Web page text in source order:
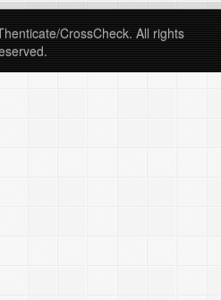
新加入科研发表行列的作者，渴望发
发现，投稿后我必须要支付高额的论
我的文章基本上没有获得传播。于
一……继续阅读 »
CrossCheck. All rights